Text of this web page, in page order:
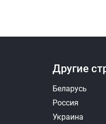
Другие
Беларусь
Россия
Украина